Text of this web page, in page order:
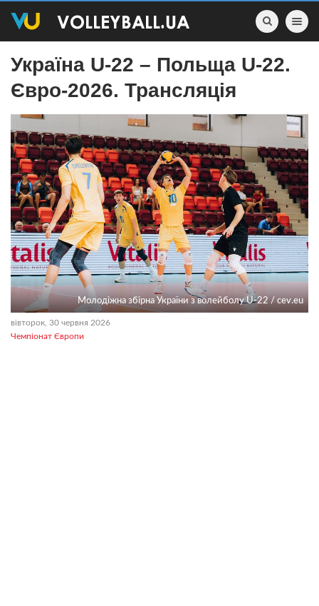
Toggle
Україна U-22 – Польща U-22.
Євро-2026. Трансляція
Молодіжна збірна України з волейболу U-22 / cev.eu
вівторок, 30 червня 2026
Чемпіонат Європи